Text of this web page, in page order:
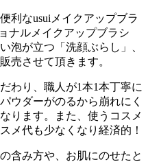
利なusuiメイクアップブラ
ナルメイクアップブラシ
泡が立つ「洗顔ぶらし」、
売させて頂きます。
わり、職人が1本1本丁寧に
ウダーがのるから崩れにく
ります。また、使うコスメ
メ代も少なくなり経済的！
含み方や、お肌にのせたと